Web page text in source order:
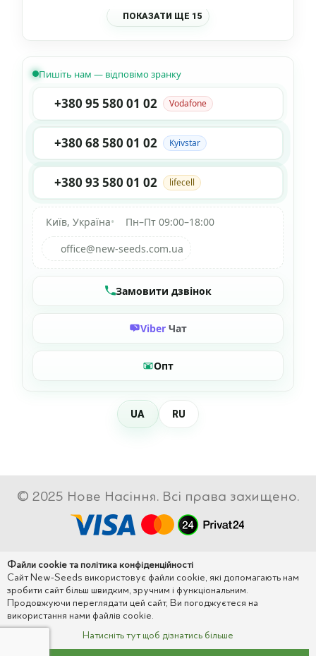
ПОКАЗАТИ ЩЕ 15
Пишіть нам — відповімо зранку
+380 95 580 01 02 Vodafone
+380 68 580 01 02 Kyivstar
+380 93 580 01 02 lifecell
Київ, Україна•
Пн–Пт 09:00–18:00
office@new-seeds.com.ua
Замовити дзвінок
Viber Чат
Опт
UA RU
© 2025 Нове Насіння. Всі права захищено.
Файли cookie та політика конфіденційності
Сайт New-Seeds використовує файли cookie, які допомагають нам
зробити сайт більш швидким, зручним і функціональним.
Продовжуючи переглядати цей сайт, Ви погоджуєтеся на
використання нами файлів cookie.
Натисніть тут щоб дізнатись більше